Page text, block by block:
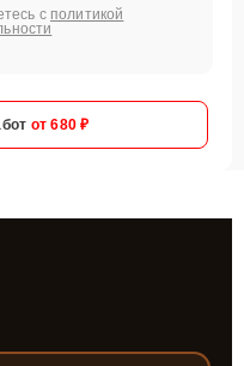
с политикой
от 680 ₽